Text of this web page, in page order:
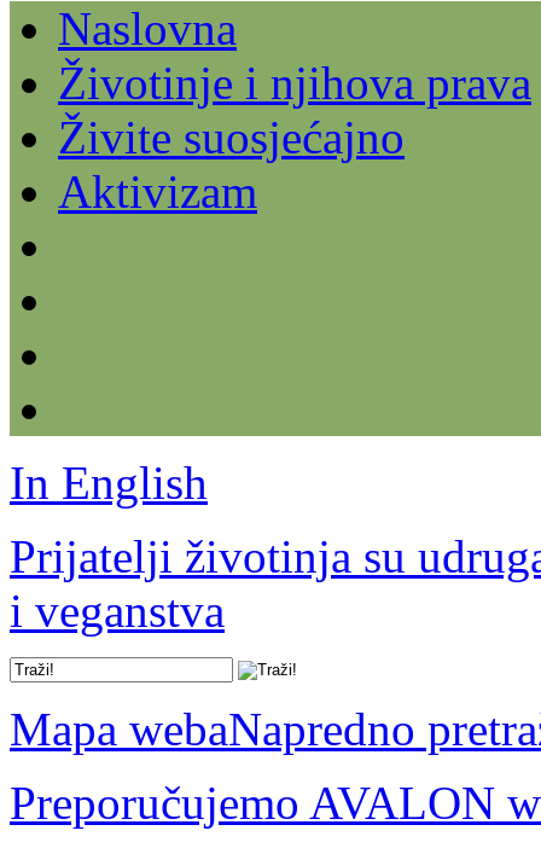
Naslovna
Životinje i njihova prava
Živite suosjećajno
Aktivizam
In English
Prijatelji životinja su
i veganstva
Mapa webaNapredno
Preporučujemo AVALON